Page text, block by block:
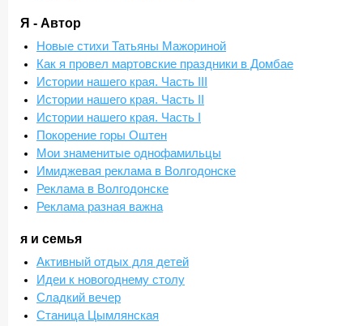
Я - Автор
Новые стихи Татьяны Мажориной
Как я провел мартовские праздники в Домбае
Истории нашего края. Часть III
Истории нашего края. Часть II
Истории нашего края. Часть I
Покорение горы Оштен
Мои знаменитые однофамильцы
Имиджевая реклама в Волгодонске
Реклама в Волгодонске
Реклама разная важна
я и семья
Активный отдых для детей
Идеи к новогоднему столу
Сладкий вечер
Станица Цымлянская